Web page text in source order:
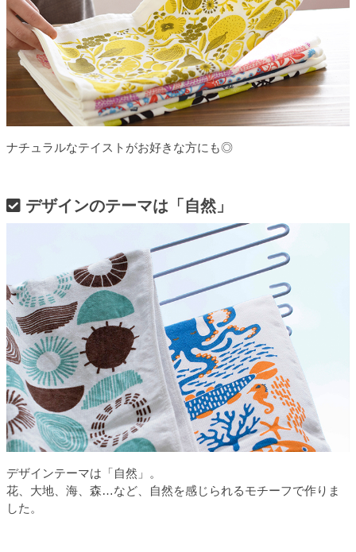
ナチュラルなテイストがお好きな方にも◎
デザインのテーマは「自然」
デザインテーマは「自然」。
花、大地、海、森…など、自然を感じられるモチーフで作りま
した。